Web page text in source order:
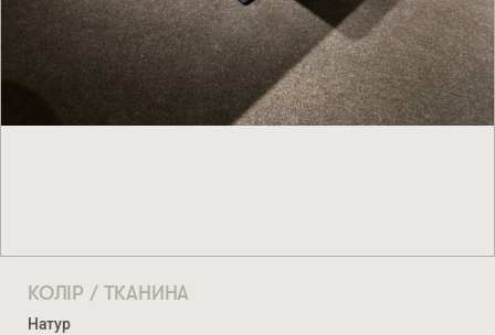
КОЛІР / ТКАНИНА
Натур